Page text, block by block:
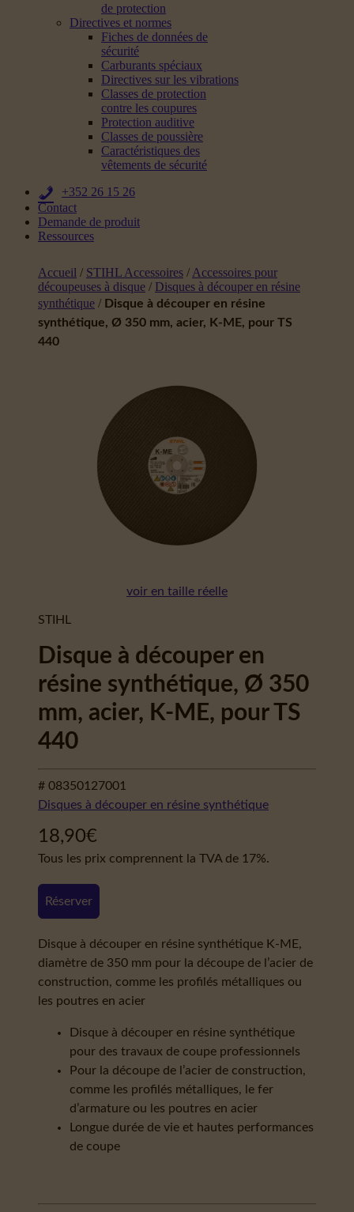
de protection
Directives et normes
Fiches de données de
sécurité
Carburants spéciaux
Directives sur les vibrations
Classes de protection
contre les coupures
Protection auditive
Classes de poussière
Caractéristiques des
vêtements de sécurité
+352 26 15 26
Contact
Demande de produit
Ressources
Accueil / STIHL Accessoires / Accessoires pour
découpeuses à disque / Disques à découper en résine
synthétique / Disque à découper en résine
synthétique, Ø 350 mm, acier, K-ME, pour TS
440
voir en taille réelle
STIHL
Disque à découper en
résine synthétique, Ø 350
mm, acier, K-ME, pour TS
440
# 08350127001
Disques à découper en résine synthétique
18,90€
Tous les prix comprennent la TVA de 17%.
Réserver
Disque à découper en résine synthétique K-ME,
diamètre de 350 mm pour la découpe de l’acier de
construction, comme les profilés métalliques ou
les poutres en acier
Disque à découper en résine synthétique
pour des travaux de coupe professionnels
Pour la découpe de l’acier de construction,
comme les profilés métalliques, le fer
d’armature ou les poutres en acier
Longue durée de vie et hautes performances
de coupe